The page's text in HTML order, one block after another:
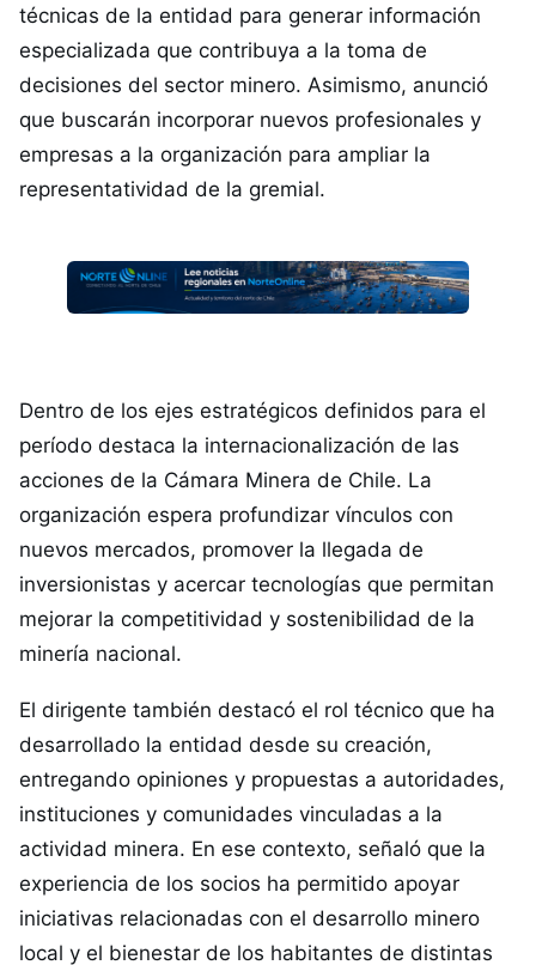
técnicas de la entidad para generar información
especializada que contribuya a la toma de
decisiones del sector minero. Asimismo, anunció
que buscarán incorporar nuevos profesionales y
empresas a la organización para ampliar la
representatividad de la gremial.
Dentro de los ejes estratégicos definidos para el
período destaca la internacionalización de las
acciones de la Cámara Minera de Chile. La
organización espera profundizar vínculos con
nuevos mercados, promover la llegada de
inversionistas y acercar tecnologías que permitan
mejorar la competitividad y sostenibilidad de la
minería nacional.
El dirigente también destacó el rol técnico que ha
desarrollado la entidad desde su creación,
entregando opiniones y propuestas a autoridades,
instituciones y comunidades vinculadas a la
actividad minera. En ese contexto, señaló que la
experiencia de los socios ha permitido apoyar
iniciativas relacionadas con el desarrollo minero
local y el bienestar de los habitantes de distintas